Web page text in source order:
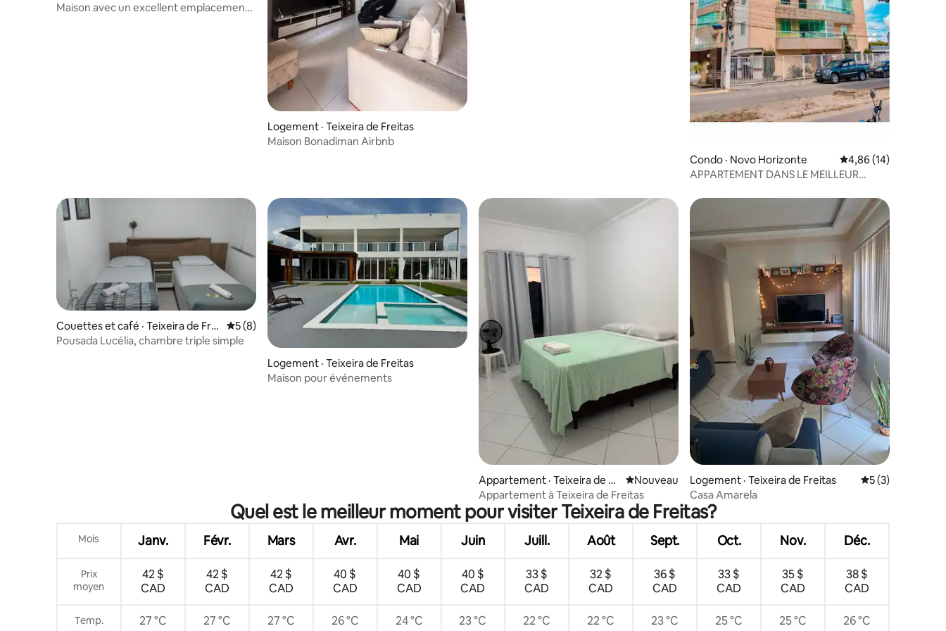
Maison avec un excellent emplacement
Logement · Teixeira de Freitas
Maison Bonadiman Airbnb
Condo · Novo Horizonte Note moyenne de
4,86 (14)
APPARTEMENT DANS LE MEILLEUR
Couettes et café · Teixeira de Frei
tas
Note moyenne de 5 sur 5, 8 commentaires
5 (8)
Pousada Lucélia, chambre triple simple
Logement · Teixeira de Freitas
Maison pour événements
Appartement · Teixeira de Fr
eitas
Nouvel hébergement
Nouveau
Appartement à Teixeira de Freitas
Logement · Teixeira de Freitas Note moyenne
5 (3)
Casa Amarela
Quel est le meilleur moment pour visiter Teixeira de Freitas?
Mois Janv. Févr. Mars Avr. Mai Juin Juill. Août Sept. Oct. Nov. Déc.
Prix
moyen
42 $
CAD
42 $
CAD
42 $
CAD
40 $
CAD
40 $
CAD
40 $
CAD
33 $
CAD
32 $
CAD
36 $
CAD
33 $
CAD
35 $
CAD
38 $
CAD
Temp.
27 °C 27 °C 27 °C 26 °C 24 °C 23 °C 22 °C 22 °C 23 °C 25 °C 25 °C 26 °C